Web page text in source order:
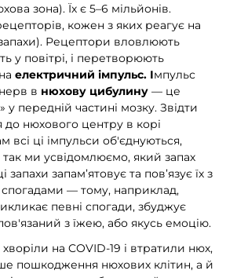
зона). Їх є 5–6 мільйонів.
кожен з яких реагує на
Рецептори вловлюють
у повітрі, і перетворюють
електричний імпульс. Імпульс
в нюхову цибулину — це
у передній частині мозку. Звідти
до нюхового центру в корі
всі ці імпульси об'єднуються,
так ми усвідомлюємо, який запах
запам’ятовує та пов’язує їх з
— тому, наприклад,
певні спогади, збуджує
з їжею, або якусь емоцію.
на COVІD-19 і втратили нюх,
пошкодження нюхових клітин, а й